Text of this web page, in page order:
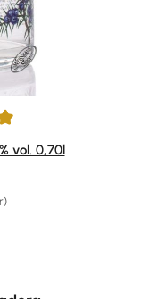
5 Sternen
vol. 0,70l